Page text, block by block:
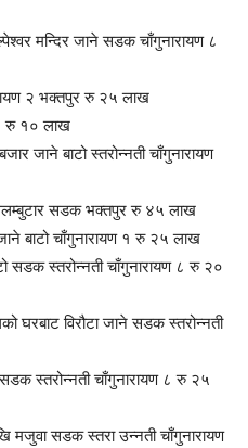
मन्दिर जाने सडक चाँगुनारायण ८
२ भक्तपुर रु २५ लाख
रु १० लाख
जाने बाटो स्तरोन्नती चाँगुनारायण
सडक भक्तपुर रु ४५ लाख
बाटो चाँगुनारायण १ रु २५ लाख
सडक स्तरोन्नती चाँगुनारायण ८ रु २०
घरबाट विरौटा जाने सडक स्तरोन्नती
सडक स्तरोन्नती चाँगुनारायण ८ रु २५
मजुवा सडक स्तरा उन्नती चाँगुनारायण